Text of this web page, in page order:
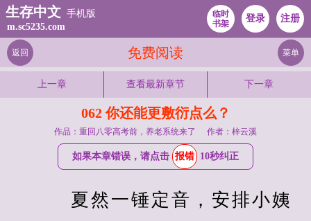
生存中文 手机版
m.sc5235.com
临时
书架
登录 注册
免费阅读
返回 菜单
上一章 查看最新章节 下一章
062 你还能更敷衍点么？
作品：重回八零高考前，养老系统来了 作者：梓云溪
如果本章错误，请点击 报错 10秒纠正